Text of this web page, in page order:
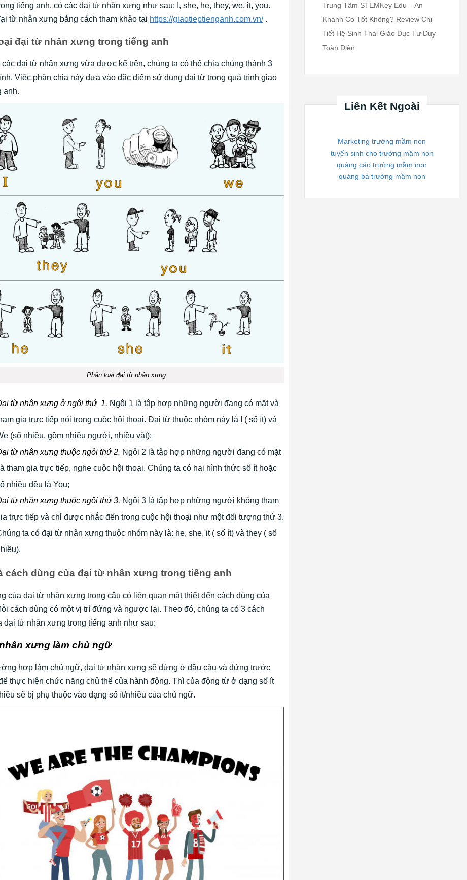
tiếng anh, có các đại từ nhân xưng như sau: I, she, he, they, we, it, you.
từ nhân xưng bằng cách tham khảo tại https://giaotieptienganh.com.vn/.
đại từ nhân xưng trong tiếng anh
các đại từ nhân xưng vừa được kể trên, chúng ta có thể chia chúng thành 3
Việc phân chia này dựa vào đặc điểm sử dụng đại từ trong quá trình giao
anh.
Phân loại đại từ nhân xưng
từ nhân xưng ở ngôi thứ 1. Ngôi 1 là tập hợp những người đang có mặt và
gia trực tiếp nói trong cuộc hội thoại. Đại từ thuộc nhóm này là I ( số ít) và
(số nhiều, gồm nhiều người, nhiều vật);
từ nhân xưng thuộc ngôi thứ 2. Ngôi 2 là tập hợp những người đang có mặt
tham gia trực tiếp, nghe cuộc hội thoại. Chúng ta có hai hình thức số ít hoặc
nhiều đều là You;
từ nhân xưng thuộc ngôi thứ 3. Ngôi 3 là tập hợp những người không tham
trực tiếp và chỉ được nhắc đến trong cuộc hội thoại như một đối tượng thứ 3.
ta có đại từ nhân xưng thuộc nhóm này là: he, she, it ( số ít) và they ( số
cách dùng của đại từ nhân xưng trong tiếng anh
của đại từ nhân xưng trong câu có liên quan mật thiết đến cách dùng của
cách dùng có một vị trí đứng và ngược lại. Theo đó, chúng ta có 3 cách
đại từ nhân xưng trong tiếng anh như sau:
xưng làm chủ ngữ
hợp làm chủ ngữ, đại từ nhân xưng sẽ đứng ở đầu câu và đứng trước
thực hiện chức năng chủ thể của hành động. Thì của động từ ở dạng số ít
sẽ bị phụ thuộc vào dạng số ít/nhiều của chủ ngữ.
Trung Tâm STEMKey Edu – An
Khánh Có Tốt Không? Review Chi
Tiết Hệ Sinh Thái Giáo Dục Tư Duy
Toàn Diện
Liên Kết Ngoài
Marketing trường mầm non
tuyển sinh cho trường mầm non
quảng cáo trường mầm non
quảng bá trường mầm non